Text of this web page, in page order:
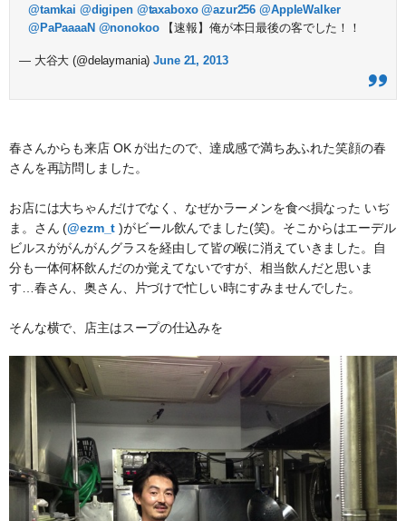
@tamkai @digipen @taxaboxo @azur256 @AppleWalker
@PaPaaaaN @nonokoo【速報】俺が本日最後の客でした！！
— 大谷大 (@delaymania)June 21, 2013
春さんからも来店 OK が出たので、達成感で満ちあふれた笑顔の春
さんを再訪問しました。
お店には大ちゃんだけでなく、なぜかラーメンを食べ損なった いぢ
ま。さん (@ezm_t )がビール飲んでました(笑)。そこからはエーデル
ビルスががんがんグラスを経由して皆の喉に消えていきました。自
分も一体何杯飲んだのか覚えてないですが、相当飲んだと思いま
す…春さん、奥さん、片づけで忙しい時にすみませんでした。
そんな横で、店主はスープの仕込みを